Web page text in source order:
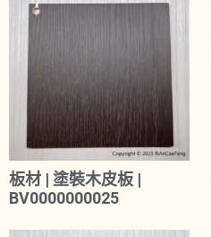
板材 | 塗裝木皮板 |
BV0000000025